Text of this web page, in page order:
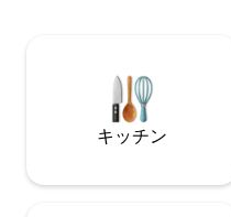
ダーズチェイス、リマーカ
アドミラルズアーチなどの
ラクションを探索するのに
キッチン